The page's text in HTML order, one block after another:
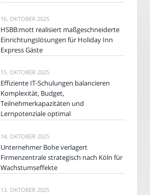
16. OKTOBER 2025
HSBB:mott realisiert maßgeschneiderte
Einrichtungslösungen für Holiday Inn
Express Gäste
15. OKTOBER 2025
Effiziente IT-Schulungen balancieren
Komplexität, Budget,
Teilnehmerkapazitäten und
Lernpotenziale optimal
14. OKTOBER 2025
Unternehmer Bohe verlagert
Firmenzentrale strategisch nach Köln für
Wachstumseffekte
13. OKTOBER 2025